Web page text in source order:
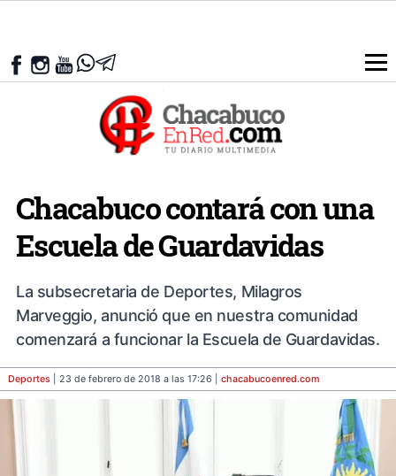
Chacabuco contará con una
Escuela de Guardavidas
La subsecretaria de Deportes, Milagros
Marveggio, anunció que en nuestra comunidad
comenzará a funcionar la Escuela de Guardavidas.
Deportes | 23 de febrero de 2018 a las 17:26 | chacabucoenred.com